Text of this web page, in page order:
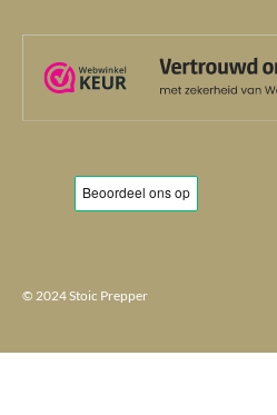
© 2024 Stoic Prepper